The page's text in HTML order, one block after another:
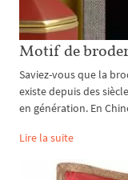
Motif de
Saviez-vous que la
existe depuis des
en génération. En
Lire la suite